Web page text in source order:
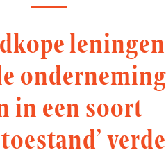
in een soort